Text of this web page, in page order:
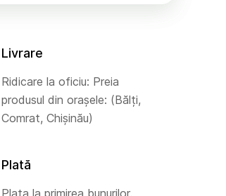
Livrare
Ridicare la oficiu: Preia
produsul din orașele: (Bălți,
Comrat, Chișinău)
Plată
Plata la primirea bunurilor,